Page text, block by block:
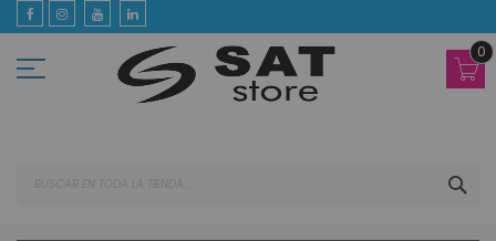
Ir
al
contenido
0